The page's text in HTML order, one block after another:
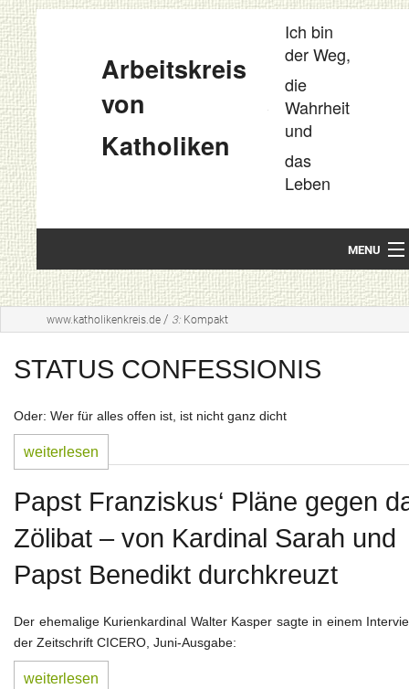
Arbeitskreis
von
Katholiken
Ich bin
der Weg,
die
Wahrheit
und
das
Leben
MENU
Startseite
Unsere Leitideen
Kompakt
Glaube und geistl. Leben
Weltkirche und Ortskirche
Gesellschaft und Staat
Impressum
www.katholikenkreis.de / 3: Kompakt
STATUS CONFESSIONIS
Oder: Wer für alles offen ist, ist nicht ganz dicht
weiterlesen
Papst Franziskus‘ Pläne gegen
Zölibat – von Kardinal Sarah und
Papst Benedikt durchkreuzt
Der ehemalige Kurienkardinal Walter Kasper sagte in einem
der Zeitschrift CICERO, Juni-Ausgabe:
weiterlesen